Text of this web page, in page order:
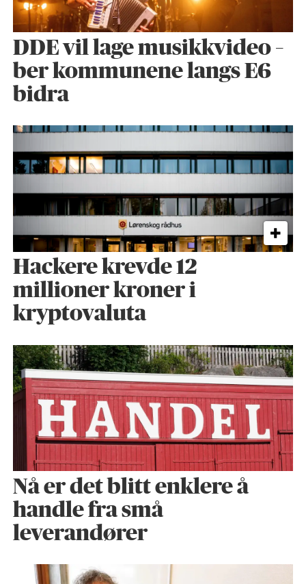
DDE vil lage musikkvideo –
ber kommunene langs E6
bidra
Hackere krevde 12
millioner kroner i
kryptovaluta
Nå er det blitt enklere å
handle fra små
leverandører